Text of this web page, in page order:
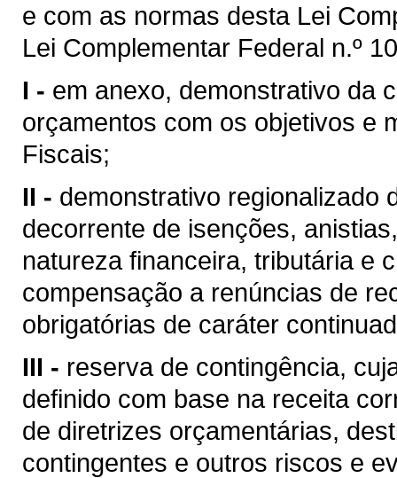
e com as normas desta Lei
Lei Complementar Federal n.º
I - em anexo, demonstrativo da
orçamentos com os objetivos e
Fiscais;
II - demonstrativo regionalizado
decorrente de isenções,
natureza financeira, tributária e
compensação a renúncias de
obrigatórias de caráter
III - reserva de contingência,
definido com base na receita
de diretrizes orçamentárias,
contingentes e outros riscos e